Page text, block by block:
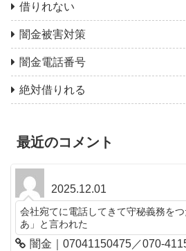
借りれない
闇金被害対策
闇金電話番号
絶対借りれる
最近のコメント
2025.12.01
会社宛てに電話してきて守秘義務を
あ」と言われた
闇金｜07041150475／070-